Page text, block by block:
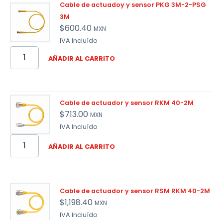
Cable de actuadoy y sensor PKG 3M-2-PSG
3M
$600.40 MXN
IVA Incluído
AÑADIR AL CARRITO
Cable de actuador y sensor RKM 40-2M
$713.00 MXN
IVA Incluído
AÑADIR AL CARRITO
Cable de actuador y sensor RSM RKM 40-2M
$1,198.40 MXN
IVA Incluído